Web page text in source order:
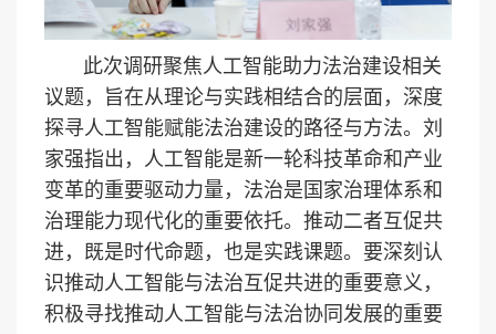
此次调研聚焦人工智能助力法治建设相关
议题，旨在从理论与实践相结合的层面，深度
探寻人工智能赋能法治建设的路径与方法。刘
家强指出，人工智能是新一轮科技革命和产业
变革的重要驱动力量，法治是国家治理体系和
治理能力现代化的重要依托。推动二者互促共
进，既是时代命题，也是实践课题。要深刻认
识推动人工智能与法治互促共进的重要意义，
积极寻找推动人工智能与法治协同发展的重要